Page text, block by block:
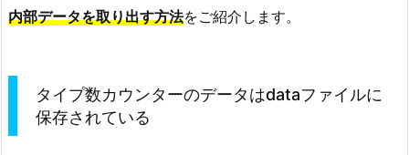
内部データを取り出す方法をご紹介します。
タイプ数カウンターのデータはdataファイルに
保存されている